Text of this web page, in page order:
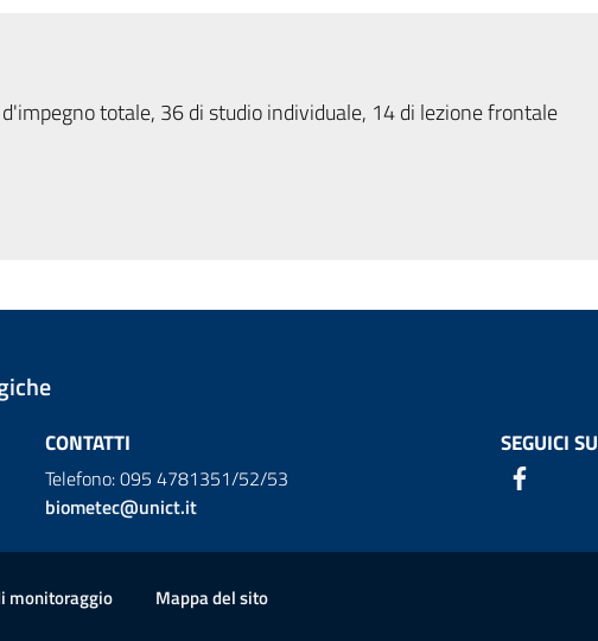
totale, 36 di studio individuale, 14 di lezione frontale
CONTATTI
Telefono: 095 4781351/52/53
biometec@unict.it
SEGUICI SU
monitoraggio Mappa del sito